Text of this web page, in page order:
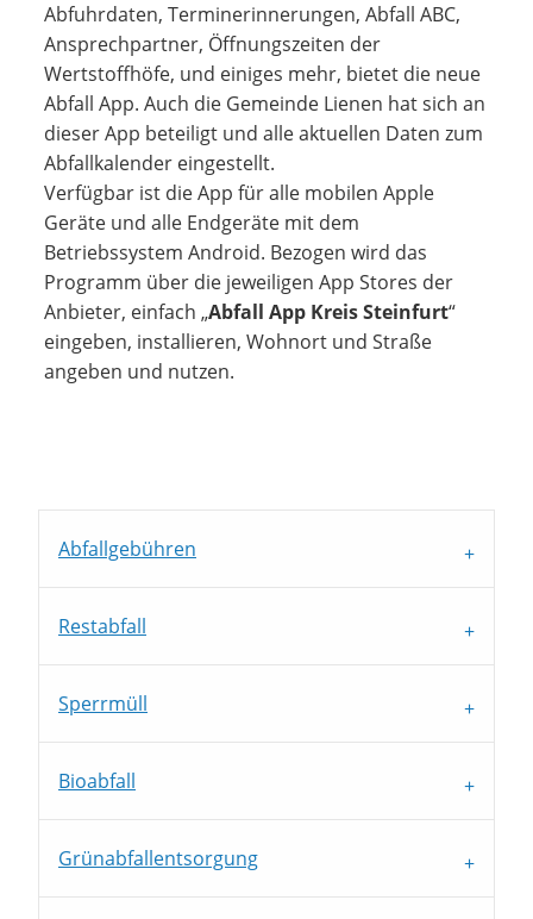
Abfuhrdaten, Terminerinnerungen, Abfall ABC,
Ansprechpartner, Öffnungszeiten der
Wertstoffhöfe, und einiges mehr, bietet die neue
Abfall App. Auch die Gemeinde Lienen hat sich an
dieser App beteiligt und alle aktuellen Daten zum
Abfallkalender eingestellt.
Verfügbar ist die App für alle mobilen Apple
Geräte und alle Endgeräte mit dem
Betriebssystem Android. Bezogen wird das
Programm über die jeweiligen App Stores der
Anbieter, einfach „Abfall App Kreis Steinfurt“
eingeben, installieren, Wohnort und Straße
angeben und nutzen.
Abfallgebühren
Restabfall
Sperrmüll
Bioabfall
Grünabfallentsorgung